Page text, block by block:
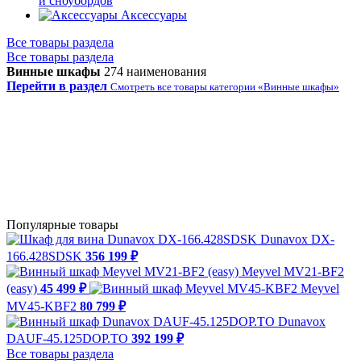
Аксессуары
Все товары раздела
Все товары раздела
Винные шкафы 274 наименования
Перейти в раздел Смотреть все товары категории «Винные шкафы»
Популярные товары
Dunavox DX-
166.428SDSK 356 199 ₽
Meyvel MV21-BF2
(easy) 45 499 ₽
Meyvel
MV45-KBF2 80 799 ₽
Dunavox
DAUF-45.125DOP.TO 392 199 ₽
Все товары раздела